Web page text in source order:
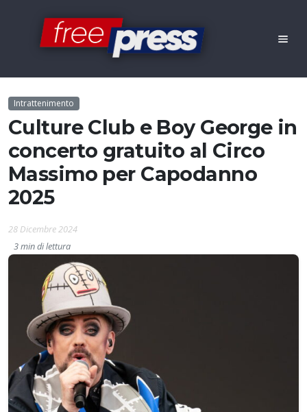
Intrattenimento
Culture Club e Boy George in
concerto gratuito al Circo
Massimo per Capodanno
2025
28 Dicembre 2024
3 min di lettura